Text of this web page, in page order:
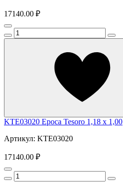
17140.00 ₽
KTE03020 Epoca Tesoro 1,18 x 1,00
Артикул: KTE03020
17140.00 ₽